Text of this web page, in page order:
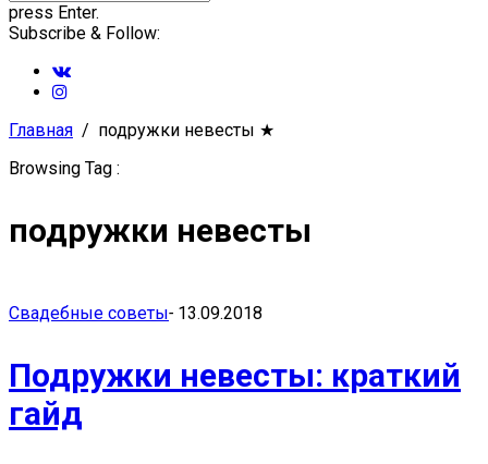
press Enter.
Subscribe & Follow:
Главная подружки невесты ★
Browsing Tag :
подружки невесты
Свадебные советы- 13.09.2018
Подружки невесты: краткий
гайд